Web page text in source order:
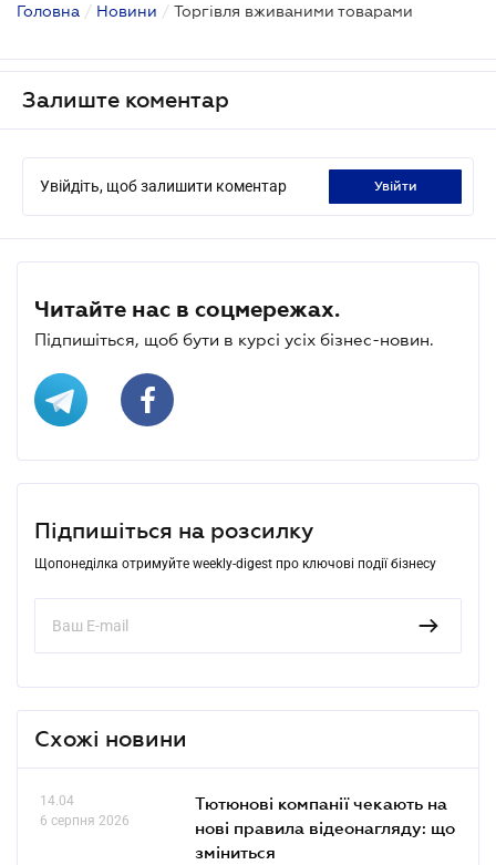
Головна / Новини / Торгівля вживаними товарами
Залиште коментар
Увійдіть, щоб залишити коментар увійти
Читайте нас в соцмережах.
Підпишіться, щоб бути в курсі усіх бізнес-новин.
Підпишіться на розсилку
Щопонеділка отримуйте weekly-digest про ключові події бізнесу
Схожі новини
14.04
6 серпня 2026
Тютюнові компанії чекають на
нові правила відеонагляду: що
зміниться